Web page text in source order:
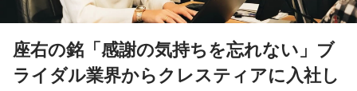
座右の銘「感謝の気持ちを忘れない」ブ
ライダル業界からクレスティアに入社し